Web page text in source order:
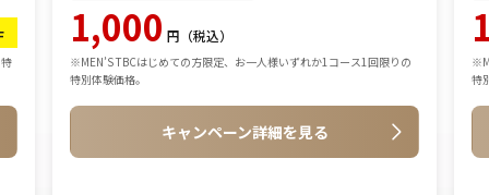
1,000 円（税込）
※MEN’S TBCはじめての方限定、お一人様いずれか1コース1回限りの
特別体験価格。
キャンペーン詳細を見る
特